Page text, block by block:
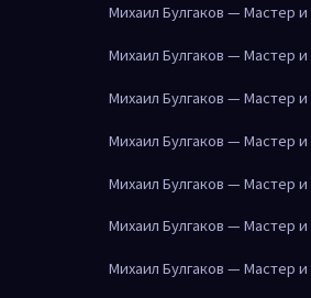
Михаил Булгаков — Мастер и
Михаил Булгаков — Мастер и
Михаил Булгаков — Мастер и
Михаил Булгаков — Мастер и
Михаил Булгаков — Мастер и
Михаил Булгаков — Мастер и
Михаил Булгаков — Мастер и